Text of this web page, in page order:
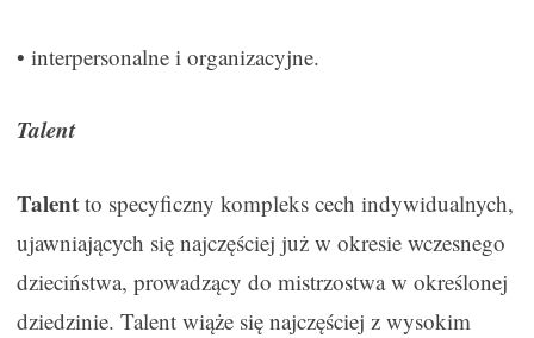
• interpersonalne i organizacyjne.
Talent
Talentto specyficzny kompleks cech indywidualnych,
ujawniających się najczęściej już w okresie wczesnego
dzieciństwa, prowadzący do mistrzostwa w określonej
dziedzinie. Talent wiąże się najczęściej z wysokim